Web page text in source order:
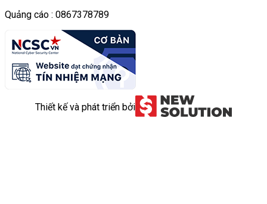
Quảng cáo : 0867378789
Thiết kế và phát triển bởi